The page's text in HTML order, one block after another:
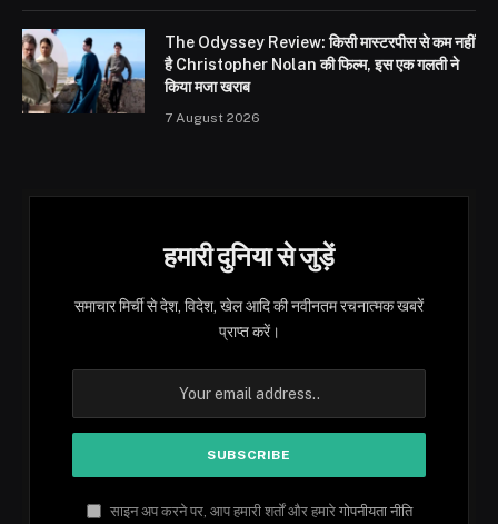
The Odyssey Review: किसी मास्टरपीस से कम नहीं
है Christopher Nolan की फिल्म, इस एक गलती ने
किया मजा खराब
7 August 2026
हमारी दुनिया से जुड़ें
समाचार मिर्ची से देश, विदेश, खेल आदि की नवीनतम रचनात्मक खबरें
प्राप्त करें।
साइन अप करने पर, आप हमारी शर्तों और हमारे गोपनीयता नीति